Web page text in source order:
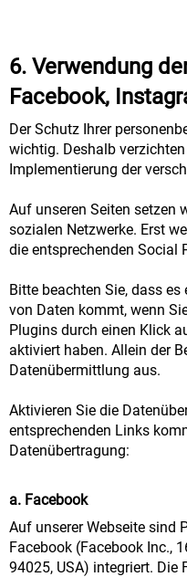
6. Verwendung
Facebook,
Der Schutz Ihrer
wichtig. Deshalb
Implementierung der
Auf unseren Seiten setzen
sozialen Netzwerke. Erst
die entsprechenden Social
Bitte beachten Sie, dass
von Daten kommt, wenn
Plugins durch einen Klick
aktiviert haben. Allein der
Datenübermittlung aus.
Aktivieren Sie die
entsprechenden Links
Datenübertragung:
a. Facebook
Auf unserer Webseite sind
Facebook (Facebook Inc.,
94025, USA) integriert. Die